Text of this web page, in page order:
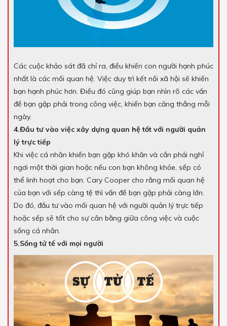
Các cuộc khảo sát đã chỉ ra, điều khiến con người hạnh phúc
nhất là các mối quan hệ. Việc duy trì kết nối xã hội sẽ khiến
bạn hạnh phúc hơn. Điều đó cũng giúp bạn nhìn rõ các vấn
đề bạn gặp phải trong công việc, khiến bạn căng thẳng mỗi
ngày.
4.Đầu tư vào việc xây dựng quan hệ tốt với người quản
lý trực tiếp
Khi việc cá nhân khiến bạn gặp khó khăn và cần phải nghỉ
ngơi một thời gian hoặc nếu con bạn không khỏe, sếp có
thể linh hoạt cho bạn. Cary Cooper cho rằng mối quan hệ
của bạn với sếp càng tệ thì vấn đề bạn gặp phải càng lớn.
Do đó, đầu tư vào mối quan hệ với người quản lý trực tiếp
hoặc sếp sẽ tốt cho sự cân bằng giữa công việc và cuộc
sống cá nhân.
5.Sống tử tế với mọi người